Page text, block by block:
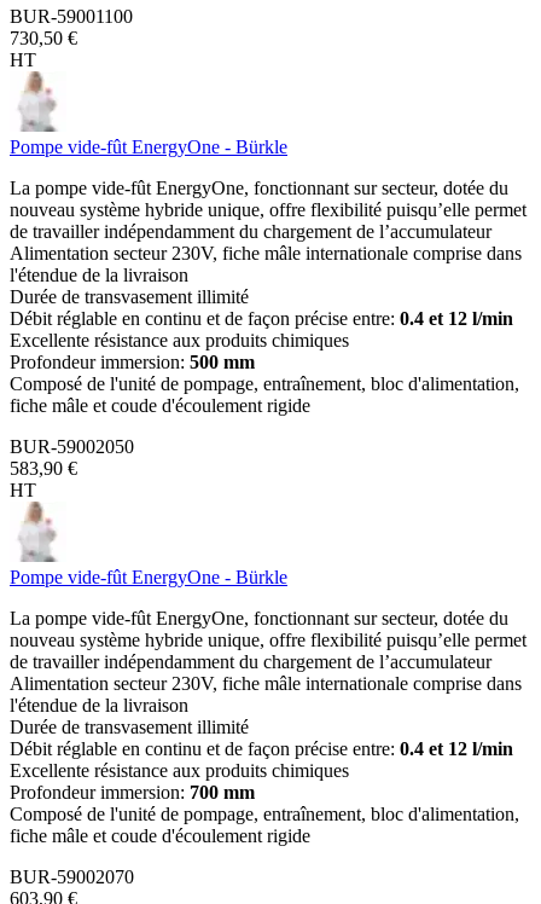
BUR-59001100
730,50 €
HT
Pompe vide-fût EnergyOne - Bürkle
La pompe vide-fût EnergyOne, fonctionnant sur secteur, dotée du
nouveau système hybride unique, offre flexibilité puisqu’elle permet
de travailler indépendamment du chargement de l’accumulateur
Alimentation secteur 230V, fiche mâle internationale comprise dans
l'étendue de la livraison
Durée de transvasement illimité
Débit réglable en continu et de façon précise entre: 0.4 et 12 l/min
Excellente résistance aux produits chimiques
Profondeur immersion: 500 mm
Composé de l'unité de pompage, entraînement, bloc d'alimentation,
fiche mâle et coude d'écoulement rigide
BUR-59002050
583,90 €
HT
Pompe vide-fût EnergyOne - Bürkle
La pompe vide-fût EnergyOne, fonctionnant sur secteur, dotée du
nouveau système hybride unique, offre flexibilité puisqu’elle permet
de travailler indépendamment du chargement de l’accumulateur
Alimentation secteur 230V, fiche mâle internationale comprise dans
l'étendue de la livraison
Durée de transvasement illimité
Débit réglable en continu et de façon précise entre: 0.4 et 12 l/min
Excellente résistance aux produits chimiques
Profondeur immersion: 700 mm
Composé de l'unité de pompage, entraînement, bloc d'alimentation,
fiche mâle et coude d'écoulement rigide
BUR-59002070
603,90 €